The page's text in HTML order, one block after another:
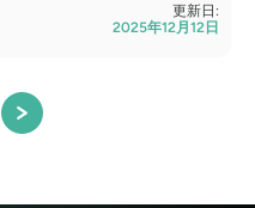
更新日:
2025年12月12日